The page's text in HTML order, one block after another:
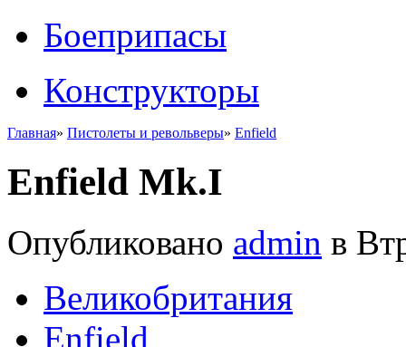
Боеприпасы
Конструкторы
Главная» Пистолеты и револьверы» Enfield
Enfield Mk.I
Опубликовано admin в
Великобритания
Enfield